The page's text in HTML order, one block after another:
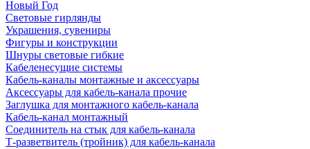
Новый Год
Световые гирлянды
Украшения, сувениры
Фигуры и конструкции
Шнуры световые гибкие
Кабеленесущие системы
Кабель-каналы монтажные и аксессуары
Аксессуары для кабель-канала прочие
Заглушка для монтажного кабель-канала
Кабель-канал монтажный
Соединитель на стык для кабель-канала
Т-разветвитель (тройник) для кабель-канала